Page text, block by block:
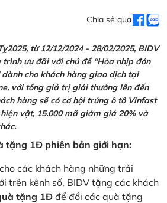
Chia sẻ qua
từ 12/12/2024 - 28/02/2025, BIDV
ưu đãi với chủ đề “Hòa nhịp đón
dành cho khách hàng giao dịch tại
với tổng giá trị giải thưởng lên đến
hàng sẽ có cơ hội trúng ô tô Vinfast
hiện vật, 15.000 mã giảm giá 20% và
tặng 1Đ phiên bản giới hạn:
các khách hàng những trải
trên kênh số, BIDV tặng các khách
tặng 1Đ để đổi các quà tặng